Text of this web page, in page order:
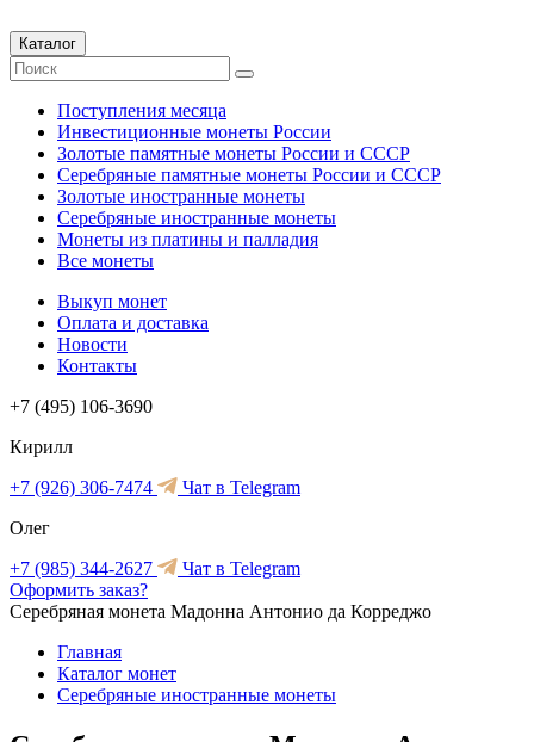
Каталог
Поступления месяца
Инвестиционные монеты России
Золотые памятные монеты России и СССР
Серебряные памятные монеты России и СССР
Золотые иностранные монеты
Серебряные иностранные монеты
Монеты из платины и палладия
Все монеты
Выкуп монет
Оплата и доставка
Новости
Контакты
+7 (495) 106-3690
Кирилл
+7 (926) 306-7474
Чат в Telegram
Олег
+7 (985) 344-2627
Чат в Telegram
Оформить заказ?
Серебряная монета Мадонна Антонио да Корреджо
Главная
Каталог монет
Серебряные иностранные монеты